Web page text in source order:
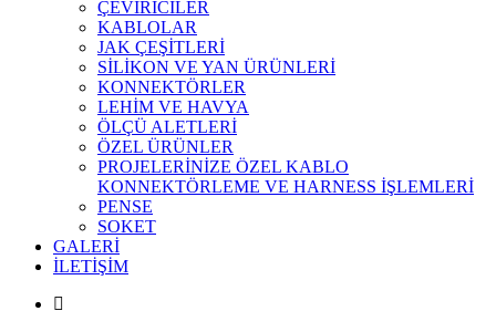
ÇEVİRİCİLER
KABLOLAR
JAK ÇEŞİTLERİ
SİLİKON VE YAN ÜRÜNLERİ
KONNEKTÖRLER
LEHİM VE HAVYA
ÖLÇÜ ALETLERİ
ÖZEL ÜRÜNLER
PROJELERİNİZE ÖZEL KABLO
KONNEKTÖRLEME VE HARNESS İŞLEMLERİ
PENSE
SOKET
GALERİ
İLETİŞİM